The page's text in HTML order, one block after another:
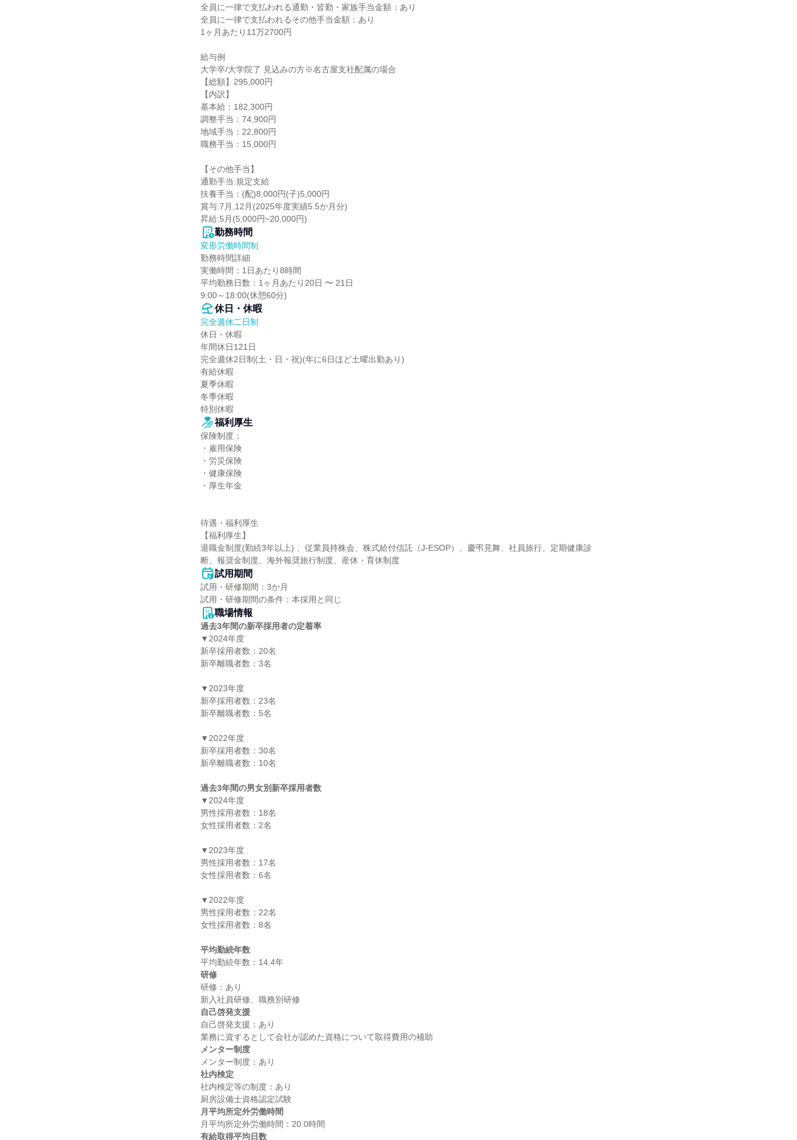
全員に一律で支払われる通勤・皆勤・家族手当金額：あり
全員に一律で支払われるその他手当金額：あり
1ヶ月あたり11万2700円
給与例
大学卒/大学院了 見込みの方※名古屋支社配属の場合
【総額】295,000円
【内訳】
基本給：182,300円
調整手当：74,900円
地域手当：22,800円
職務手当：15,000円
【その他手当】
通勤手当:規定支給
扶養手当：(配)8,000円(子)5,000円
賞与:7月,12月(2025年度実績5.5か月分)
昇給:5月(5,000円~20,000円)
勤務時間
変形労働時間制
勤務時間詳細
実働時間：1日あたり8時間
平均勤務日数：1ヶ月あたり20日 〜 21日
9:00～18:00(休憩60分)
休日・休暇
完全週休二日制
休日・休暇
年間休日121日
完全週休2日制(土・日・祝)(年に6日ほど土曜出勤あり)
有給休暇
夏季休暇
冬季休暇
特別休暇
福利厚生
保険制度：
・雇用保険
・労災保険
・健康保険
・厚生年金
待遇・福利厚生
【福利厚生】
退職金制度(勤続3年以上) 、従業員持株会、株式給付信託（J-ESOP）、慶弔見舞、社員旅行、定期健康診
断、報奨金制度、海外報奨旅行制度、産休・育休制度
試用期間
試用・研修期間：3か月
職場情報
過去3年間の新卒採用者の定着率
▼2024年度
新卒採用者数：20名
新卒離職者数：3名
▼2023年度
新卒採用者数：23名
新卒離職者数：5名
▼2022年度
新卒採用者数：30名
新卒離職者数：10名
過去3年間の男女別新卒採用者数
▼2024年度
男性採用者数：18名
女性採用者数：2名
▼2023年度
男性採用者数：17名
女性採用者数：6名
▼2022年度
男性採用者数：22名
女性採用者数：8名
平均勤続年数
研修
研修：あり
自己啓発支援
自己啓発支援：あり
メンター制度
社内検定
社内検定等の制度：あり
月平均所定外労働時間
有給取得平均日数